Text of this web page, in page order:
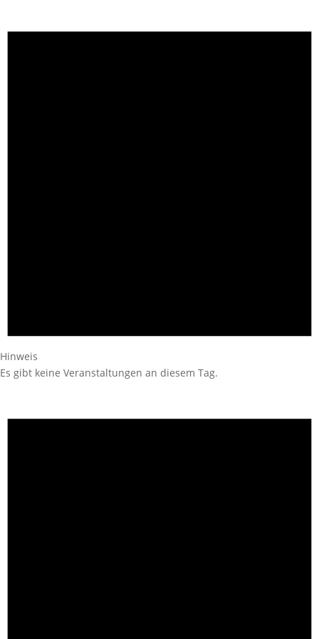
Hinweis
Es gibt keine Veranstaltungen an diesem Tag.